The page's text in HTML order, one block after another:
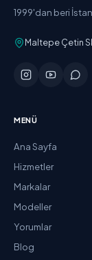
1999'dan beri
Maltepe Çetin
MENÜ
Ana Sayfa
Hizmetler
Markalar
Modeller
Yorumlar
Blog